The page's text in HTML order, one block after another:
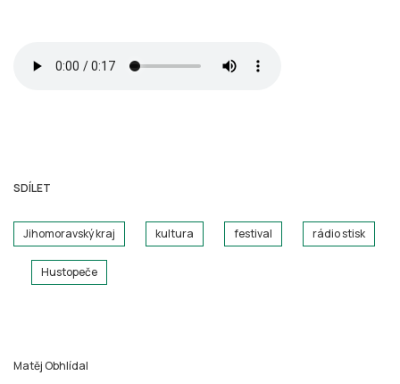
SDÍLET
Jihomoravský kraj kultura festival rádio stisk
Hustopeče
Matěj Obhlídal